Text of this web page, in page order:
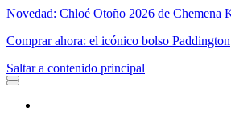
Novedad: Chloé Otoño 2026 de Chemena
Comprar ahora: el icónico bolso Paddington
Saltar a contenido principal